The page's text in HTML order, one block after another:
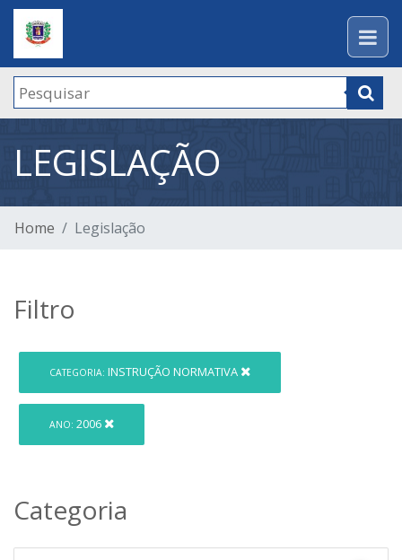
LEGISLAÇÃO
Home Legislação
Filtro
CATEGORIA: INSTRUÇÃO NORMATIVA
ANO: 2006
Categoria